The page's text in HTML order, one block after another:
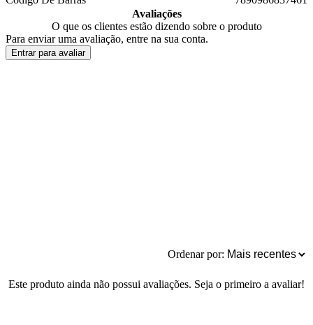
Avaliações
O que os clientes estão dizendo sobre o produto
Para enviar uma avaliação, entre na sua conta.
Entrar para avaliar
Ordenar por:
Este produto ainda não possui avaliações. Seja o primeiro a avaliar!